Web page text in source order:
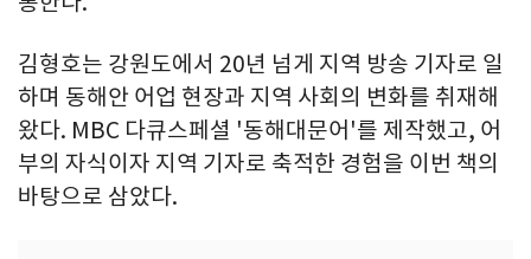
김형호는 강원도에서 20년 넘게 지역 방송 기자로 일
하며 동해안 어업 현장과 지역 사회의 변화를 취재해
왔다. MBC 다큐스페셜 '동해대문어'를 제작했고, 어
부의 자식이자 지역 기자로 축적한 경험을 이번 책의
바탕으로 삼았다.